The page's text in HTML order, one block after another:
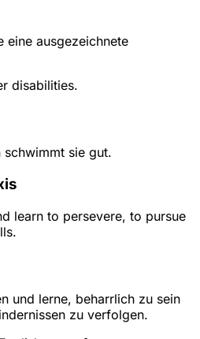
eine ausgezeichnete
disabilities.
schwimmt sie gut.
learn to persevere, to pursue
und lerne, beharrlich zu sein
zu verfolgen.